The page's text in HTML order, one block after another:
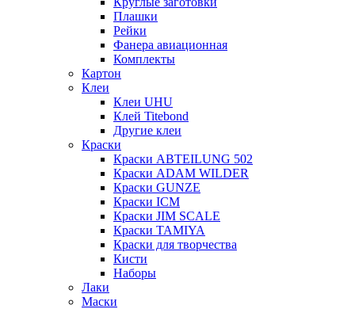
Плашки
Рейки
Фанера авиационная
Комплекты
Картон
Клеи
Клеи UHU
Клей Titebond
Другие клеи
Краски
Краски ABTEILUNG 502
Краски ADAM WILDER
Краски GUNZE
Краски ICM
Краски JIM SCALE
Краски TAMIYA
Краски для творчества
Кисти
Наборы
Лаки
Маски